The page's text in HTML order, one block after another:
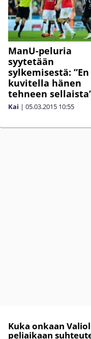
ManU-peluria
syytetään
sylkemisestä:
kuvitella hänen
tehneen
Kai | 05.03.2015 10:55
Kuka onkaan
peliaikaan